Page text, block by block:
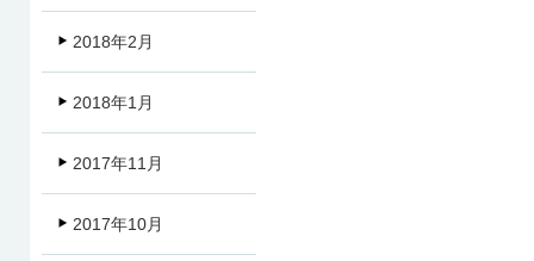
2018年2月
2018年1月
2017年11月
2017年10月